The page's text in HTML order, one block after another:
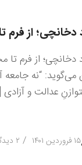
از فرم
از فرم تا
“نه جامعه
عدالت و
۱۵ فروردین ۱۴۰۱ / ۲ دیدگاه